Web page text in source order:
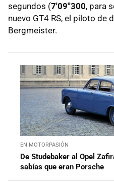
segundos (7'09''300, para
nuevo GT4 RS, el piloto de
Bergmeister.
EN MOTORPASIÓN
De Studebaker al Opel
sabías que eran Porsche